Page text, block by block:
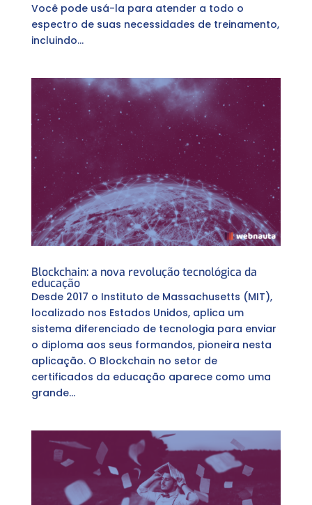
Você pode usá-la para atender a todo o
espectro de suas necessidades de treinamento,
incluindo...
Blockchain: a nova revolução tecnológica da
educação
Desde 2017 o Instituto de Massachusetts (MIT),
localizado nos Estados Unidos, aplica um
sistema diferenciado de tecnologia para enviar
o diploma aos seus formandos, pioneira nesta
aplicação. O Blockchain no setor de
certificados da educação aparece como uma
grande...